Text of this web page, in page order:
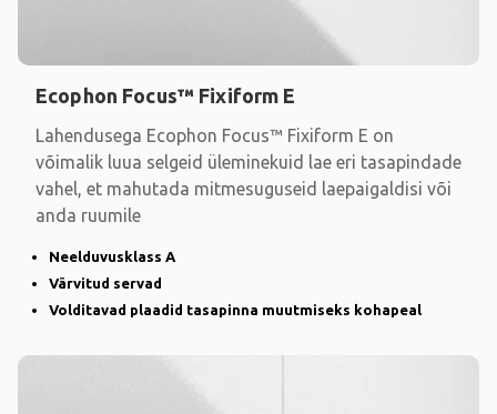
Ecophon Focus™ Fixiform E
Lahendusega Ecophon Focus™ Fixiform E on
võimalik luua selgeid üleminekuid lae eri tasapindade
vahel, et mahutada mitmesuguseid laepaigaldisi või
anda ruumile
Neelduvusklass A
Värvitud servad
Volditavad plaadid tasapinna muutmiseks kohapeal